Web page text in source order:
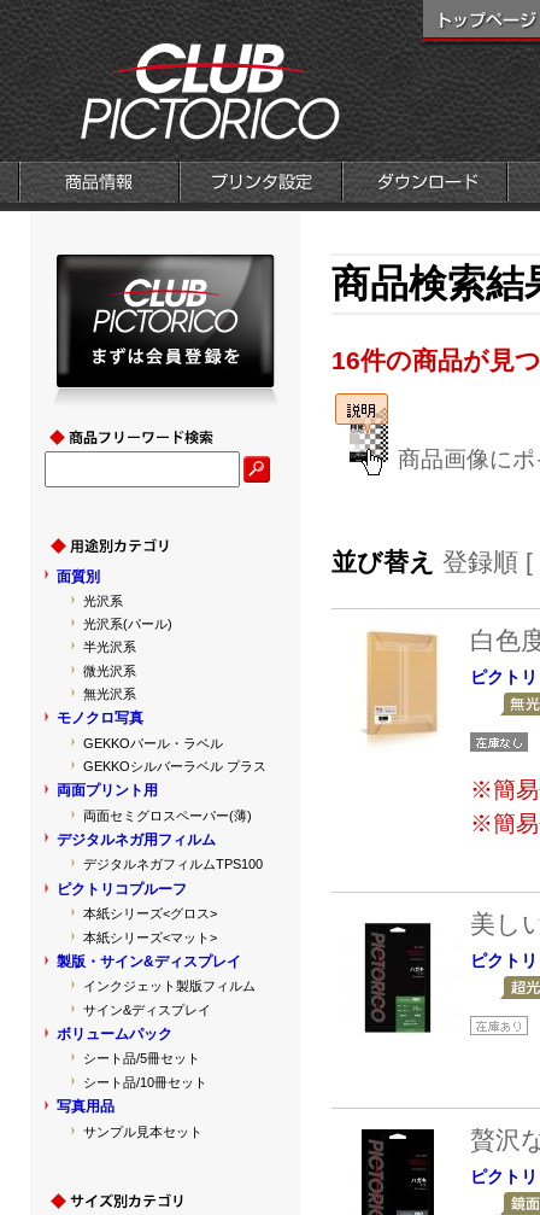
商品検索結
16件の商品が見
商品画像に
並び替え 登録順 [
白色
ピクト
※簡易
※簡易
美し
ピクト
贅沢
ピクト
面質別
光沢系
光沢系(パール)
半光沢系
微光沢系
無光沢系
モノクロ写真
GEKKOパール・ラベル
GEKKOシルバーラベル プラス
両面プリント用
両面セミグロスペーパー(薄)
デジタルネガ用フィルム
デジタルネガフィルムTPS100
ピクトリコプルーフ
本紙シリーズ<グロス>
本紙シリーズ<マット>
製版・サイン&ディスプレイ
インクジェット製版フィルム
サイン&ディスプレイ
ボリュームパック
シート品/5冊セット
シート品/10冊セット
写真用品
サンプル見本セット